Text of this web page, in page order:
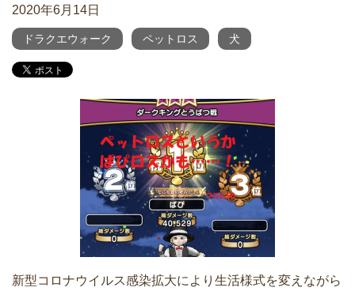
2020年6月14日
ドラクエウォーク ペットロス 犬
新型コロナウイルス感染拡大により生活様式を変えながら